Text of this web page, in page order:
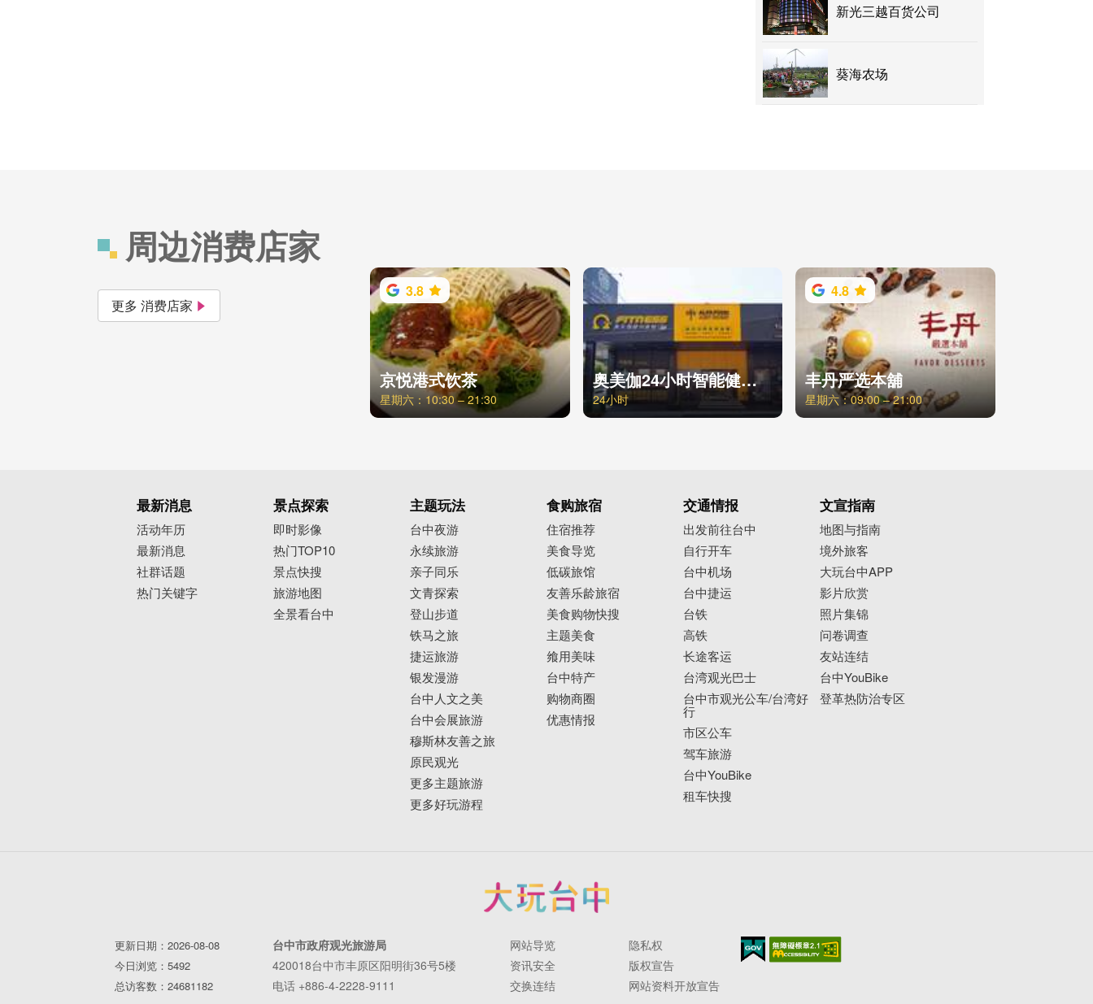
新光三越百货公司
葵海农场
周边消费店家
更多 消费店家
3.8
京悦港式饮茶
星期六：10:30 – 21:30
奥美伽24小时智能健身台中福科店
24小时
4.8
丰丹严选本舖
星期六：09:00 – 21:00
最新消息
活动年历
最新消息
社群话题
热门关键字
景点探索
即时影像
热门TOP10
景点快搜
旅游地图
全景看台中
主题玩法
台中夜游
永续旅游
亲子同乐
文青探索
登山步道
铁马之旅
捷运旅游
银发漫游
台中人文之美
台中会展旅游
穆斯林友善之旅
原民观光
更多主题旅游
更多好玩游程
食购旅宿
住宿推荐
美食导览
低碳旅馆
友善乐龄旅宿
美食购物快搜
主题美食
飨用美味
台中特产
购物商圈
优惠情报
交通情报
出发前往台中
自行开车
台中机场
台中捷运
台铁
高铁
长途客运
台湾观光巴士
台中市观光公车/台湾好
行
市区公车
驾车旅游
台中YouBike
租车快搜
文宣指南
地图与指南
境外旅客
大玩台中APP
影片欣赏
照片集锦
问卷调查
友站连结
台中YouBike
登革热防治专区
更新日期：2026-08-08
今日浏览：5492
总访客数：24681182
台中市政府观光旅游局
420018台中市丰原区阳明街36号5楼
电话 +886-4-2228-9111
网站导览
隐私权
资讯安全
版权宣告
交换连结
网站资料开放宣告